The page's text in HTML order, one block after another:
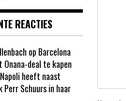
REACTIES
op Barcelona
Onana-deal te kapen
heeft naast
Perr Schuurs in haar